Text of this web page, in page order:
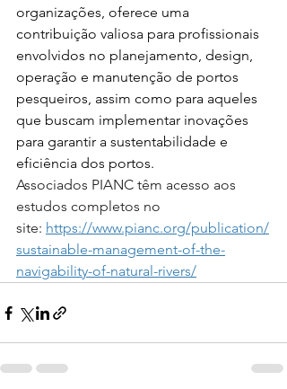
organizações, oferece uma
contribuição valiosa para profissionais
envolvidos no planejamento, design,
operação e manutenção de portos
pesqueiros, assim como para aqueles
que buscam implementar inovações
para garantir a sustentabilidade e
eficiência dos portos.
Associados PIANC têm acesso aos
estudos completos no
site: https://www.pianc.org/publication/
sustainable-management-of-the-
navigability-of-natural-rivers/